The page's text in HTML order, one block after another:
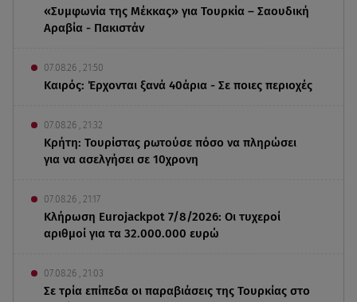
«Συμφωνία της Μέκκας» για Τουρκία – Σαουδική
Αραβία - Πακιστάν
07.08.26 , 21:50
Καιρός: Έρχονται ξανά 40άρια - Σε ποιες περιοχές
07.08.26 , 21:32
Κρήτη: Τουρίστας ρωτούσε πόσο να πληρώσει
για να ασελγήσει σε 10χρονη
07.08.26 , 21:17
Κλήρωση Eurojackpot 7/8/2026: Οι τυχεροί
αριθμοί για τα 32.000.000 ευρώ
07.08.26 , 21:03
Σε τρία επίπεδα οι παραβιάσεις της Τουρκίας στο